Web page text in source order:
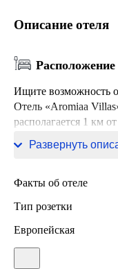
Описание отеля
Расположение
Ищите возможность
Отель «Aromiaa
располагается 1 км
Развернуть
Факты об отеле
Тип розетки
Европейская